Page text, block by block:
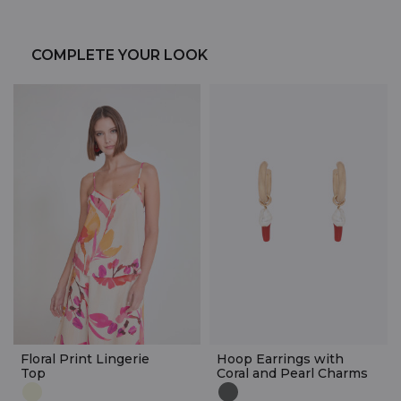
COMPLETE YOUR LOOK
Floral Print Lingerie
Top
Hoop Earrings with
Coral and Pearl Charms